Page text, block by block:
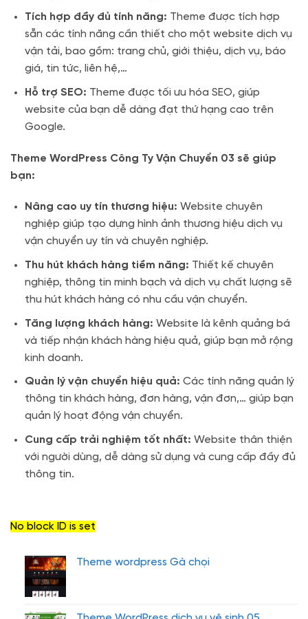
Tích hợp đầy đủ tính năng: Theme được tích hợp
sẵn các tính năng cần thiết cho một website dịch vụ
vận tải, bao gồm: trang chủ, giới thiệu, dịch vụ, báo
giá, tin tức, liên hệ,…
Hỗ trợ SEO: Theme được tối ưu hóa SEO, giúp
website của bạn dễ dàng đạt thứ hạng cao trên
Google.
Theme WordPress Công Ty Vận Chuyển 03 sẽ giúp
bạn:
Nâng cao uy tín thương hiệu: Website chuyên
nghiệp giúp tạo dựng hình ảnh thương hiệu dịch vụ
vận chuyển uy tín và chuyên nghiệp.
Thu hút khách hàng tiềm năng: Thiết kế chuyên
nghiệp, thông tin minh bạch và dịch vụ chất lượng sẽ
thu hút khách hàng có nhu cầu vận chuyển.
Tăng lượng khách hàng: Website là kênh quảng bá
và tiếp nhận khách hàng hiệu quả, giúp bạn mở rộng
kinh doanh.
Quản lý vận chuyển hiệu quả: Các tính năng quản lý
thông tin khách hàng, đơn hàng, vận đơn,… giúp bạn
quản lý hoạt động vận chuyển.
Cung cấp trải nghiệm tốt nhất: Website thân thiện
với người dùng, dễ dàng sử dụng và cung cấp đầy đủ
thông tin.
No block ID is set
Theme wordpress Gà chọi